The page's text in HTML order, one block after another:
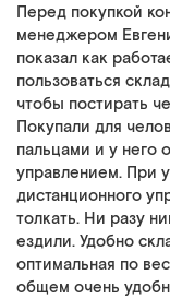
Перед покупкой
менеджером
показал как
пользоваться
чтобы постирать
Покупали для
пальцами и у него
управлением. При
дистанционного
толкать. Ни разу
ездили. Удобно
оптимальная по
общем очень